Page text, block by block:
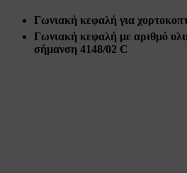
Γωνιακή κεφαλή για
Γωνιακή κεφαλή με αριθμό
σήμανση 4148/02 C